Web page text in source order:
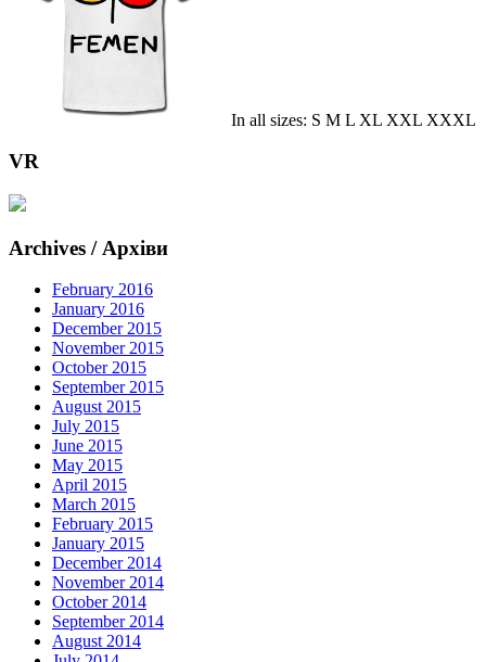
In all sizes: S M L XL XXL XXXL
VR
Archives / Архіви
February 2016
January 2016
December 2015
November 2015
October 2015
September 2015
August 2015
July 2015
June 2015
May 2015
April 2015
March 2015
February 2015
January 2015
December 2014
November 2014
October 2014
September 2014
August 2014